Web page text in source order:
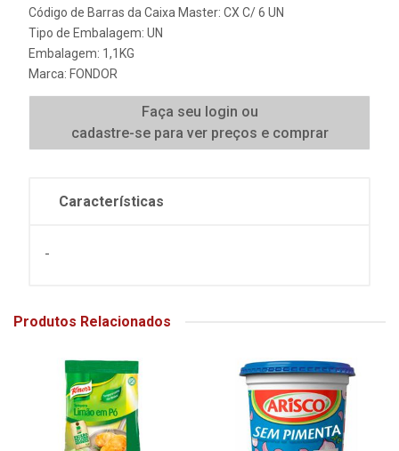
Código de Barras da Caixa Master: CX C/ 6 UN
Tipo de Embalagem: UN
Embalagem: 1,1KG
Marca: FONDOR
Faça seu login ou
cadastre-se para ver preços e comprar
Características
-
Produtos Relacionados